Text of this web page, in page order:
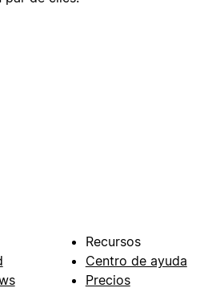
Recursos
Centro de ayuda
Precios